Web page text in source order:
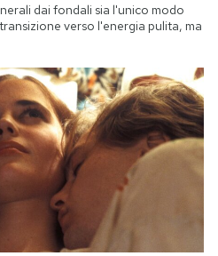
dai fondali sia l'unico modo
verso l'energia pulita, ma